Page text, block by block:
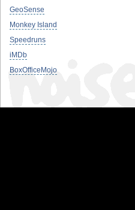
GeoSense
Monkey Island
Speedruns
iMDb
BoxOfficeMojo